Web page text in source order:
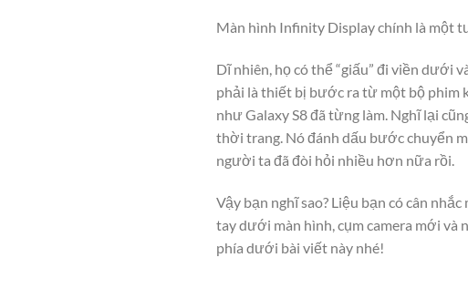
Màn hình Infinity Display chính là một
Dĩ nhiên, họ có thể “giấu” đi viền dưới
phải là thiết bị bước ra từ một bộ phim
như Galaxy S8 đã từng làm. Nghĩ lại
thời trang. Nó đánh dấu bước chuyển
người ta đã đòi hỏi nhiều hơn nữa rồi.
Vậy bạn nghĩ sao? Liệu bạn có cân
tay dưới màn hình, cụm camera mới và
phía dưới bài viết này nhé!